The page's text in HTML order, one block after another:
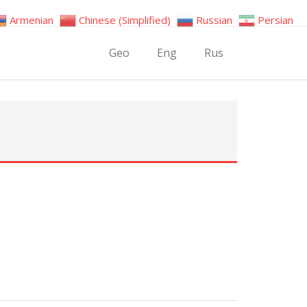
Geo Eng Rus
Armenian Chinese (Simplified) Russian Persian